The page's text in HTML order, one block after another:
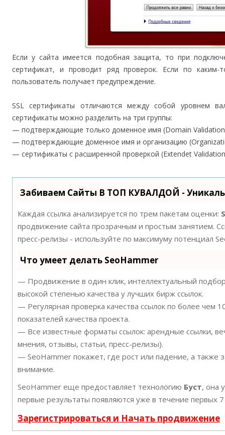
Если у сайта имеется подобная защита, то при
сертификат, и проводит ряд проверок. Если по каким-
пользователь получает предупреждение.
SSL сертификаты отличаются между собой уровнем
сертификаты можно разделить на три группы:
— подтверждающие только доменное имя (Domain
— подтверждающие доменное имя и организацию
— сертификаты с расширенной проверкой (Extendet
Забиваем Сайты В ТОП КУВАЛДОЙ -
Каждая ссылка анализируется по трем пакетам оценки:
продвижение сайта прозрачным и простым занятием.
пресс-релизы - используйте по максимуму потенциал
Что умеет делать SeoHammer
— Продвижение в один клик, интеллектуальный
высокой степенью качества у лучших бирж ссылок.
— Регулярная проверка качества ссылок по более чем
показателей качества проекта.
— Все известные форматы ссылок: арендные ссылки,
мнения, отзывы, статьи, пресс-релизы).
— SeoHammer покажет, где рост или падение, а также
внимание.
SeoHammer еще предоставляет технологию Буст, она
первые результаты появляются уже в течение первых
Зарегистрироваться и Начать продвижение